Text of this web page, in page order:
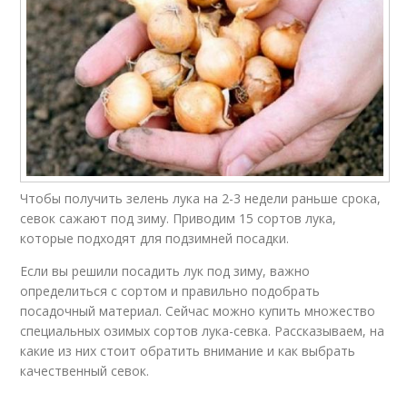
Чтобы получить зелень лука на 2-3 недели раньше срока,
севок сажают под зиму. Приводим 15 сортов лука,
которые подходят для подзимней посадки.
Если вы решили посадить лук под зиму, важно
определиться с сортом и правильно подобрать
посадочный материал. Сейчас можно купить множество
специальных озимых сортов лука-севка. Рассказываем, на
какие из них стоит обратить внимание и как выбрать
качественный севок.